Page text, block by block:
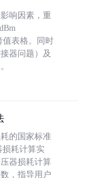
响因素，重
值表格。同时
器问题）及
的国家标准
损耗计算实
器损耗计算
，指导用户